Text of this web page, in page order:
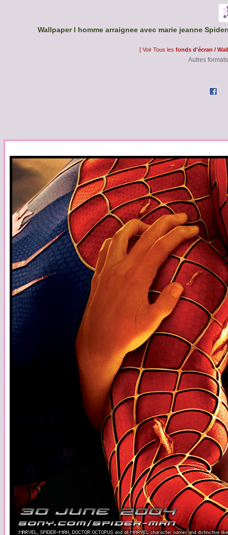
Wallpaper l homme arraignee avec marie jeanne
[ Voir Tous les fonds d'écran /
Autres